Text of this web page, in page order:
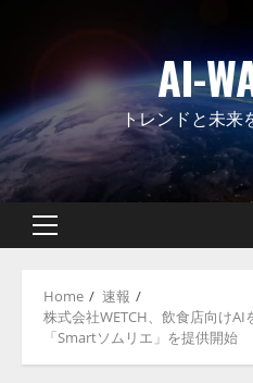
AI-
トレンドと未来
Primary
Home
速報
株式会社WETCH、飲食店向けAI
「Smartソムリエ」を提供開始